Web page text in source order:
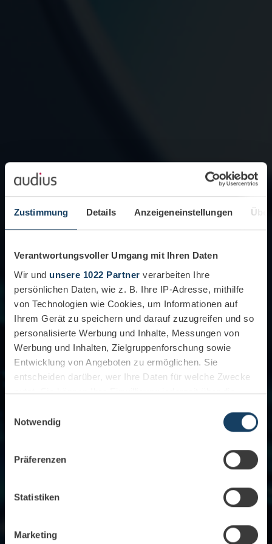
Zustimmung Details Anzeigeneinstellungen
Verantwortungsvoller Umgang mit Ihren Daten
Wir und unsere 1022 Partner verarbeiten Ihre
persönlichen Daten, wie z. B. Ihre IP-Adresse, mithilfe
von Technologien wie Cookies, um Informationen auf
Ihrem Gerät zu speichern und darauf zuzugreifen und so
personalisierte Werbung und Inhalte, Messungen von
Werbung und Inhalten, Zielgruppenforschung sowie
Entwicklung von Angeboten zu ermöglichen. Sie
entscheiden darüber, wer Ihre Daten für welche Zwecke
nutzt. Sie können Ihre Einwilligung jederzeit über die
Trigger Symbol ändern oder widerrufen
Informationen über Ihre geografische Lage
können
bestimmten Merkmalen (Fingerprinting) identifizieren
Erfahren Sie mehr darüber, wie Ihre persönlichen Daten
Notwendig
Präferenzen
Statistiken
Marketing